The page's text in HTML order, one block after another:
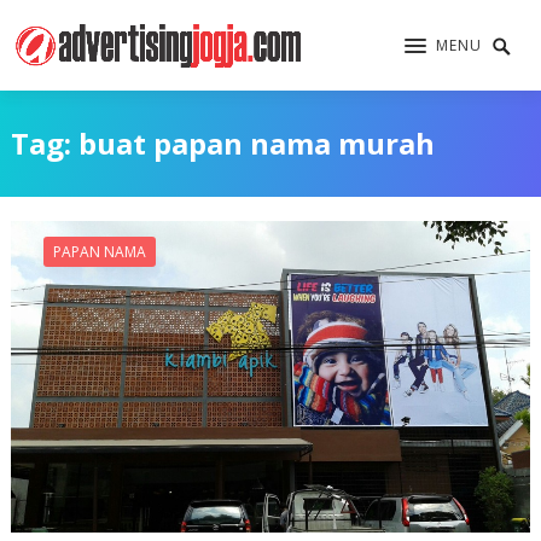
MENU
Tag: buat papan nama murah
PAPAN NAMA